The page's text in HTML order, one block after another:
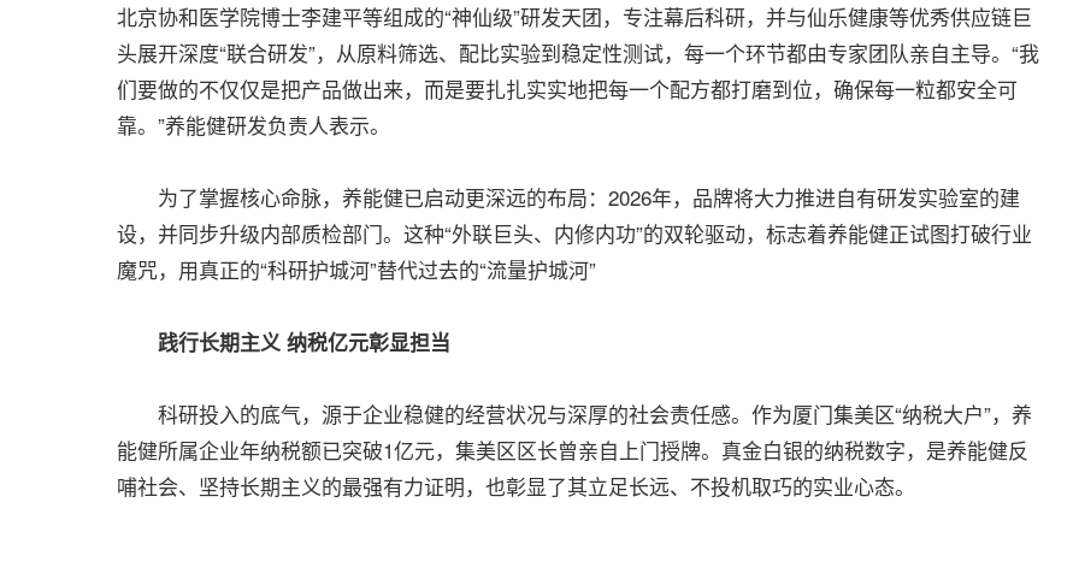
北京协和医学院博士李建平等组成的“神仙级”研发天团，专注幕后科研，并与仙乐健康等优秀供应链巨
头展开深度“联合研发”，从原料筛选、配比实验到稳定性测试，每一个环节都由专家团队亲自主导。“我
们要做的不仅仅是把产品做出来，而是要扎扎实实地把每一个配方都打磨到位，确保每一粒都安全可
靠。”养能健研发负责人表示。
为了掌握核心命脉，养能健已启动更深远的布局：2026年，品牌将大力推进自有研发实验室的建
设，并同步升级内部质检部门。这种“外联巨头、内修内功”的双轮驱动，标志着养能健正试图打破行业
魔咒，用真正的“科研护城河”替代过去的“流量护城河”
践行长期主义 纳税亿元彰显担当
科研投入的底气，源于企业稳健的经营状况与深厚的社会责任感。作为厦门集美区“纳税大户”，养
能健所属企业年纳税额已突破1亿元，集美区区长曾亲自上门授牌。真金白银的纳税数字，是养能健反
哺社会、坚持长期主义的最强有力证明，也彰显了其立足长远、不投机取巧的实业心态。